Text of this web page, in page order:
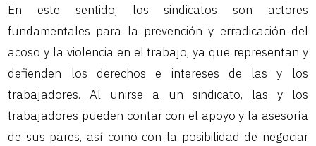
En este sentido, los sindicatos son actores
fundamentales para la prevención y erradicación del
acoso y la violencia en el trabajo, ya que representan y
defienden los derechos e intereses de las y los
trabajadores. Al unirse a un sindicato, las y los
trabajadores pueden contar con el apoyo y la asesoría
de sus pares, así como con la posibilidad de negociar